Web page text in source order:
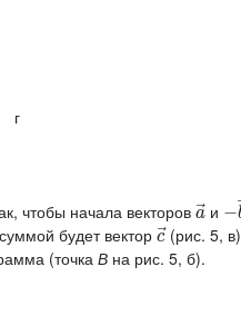
чтобы начала векторов a⃗
a→
и −
−b
будет вектор c⃗
c→
(рис. 5,
(точка В на рис. 5, б).